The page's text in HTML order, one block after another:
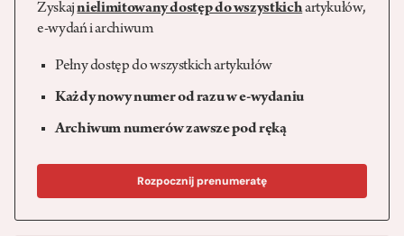
Zyskajnielimitowany dostęp do wszystkichartykułów,
e-wydań i archiwum
Pełny dostęp do wszystkich artykułów
Każdy nowy numer od razu w e-wydaniu
Archiwum numerów zawsze pod ręką
Rozpocznij prenumeratę